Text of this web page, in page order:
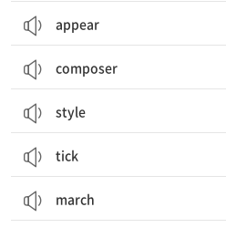
appear
composer
style
tick
march